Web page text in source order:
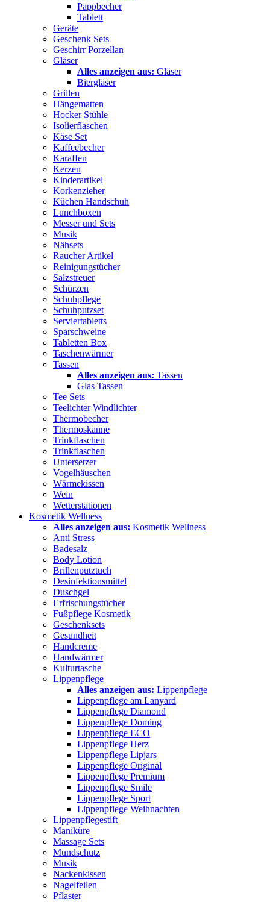
Pappbecher
Tablett
Geräte
Geschenk Sets
Geschirr Porzellan
Gläser
Alles anzeigen aus: Gläser
Biergläser
Grillen
Hängematten
Hocker Stühle
Isolierflaschen
Käse Set
Kaffeebecher
Karaffen
Kerzen
Kinderartikel
Korkenzieher
Küchen Handschuh
Lunchboxen
Messer und Sets
Musik
Nähsets
Raucher Artikel
Reinigungstücher
Salzstreuer
Schürzen
Schuhpflege
Schuhputzset
Serviertabletts
Sparschweine
Tabletten Box
Taschenwärmer
Tassen
Alles anzeigen aus: Tassen
Glas Tassen
Tee Sets
Teelichter Windlichter
Thermobecher
Thermoskanne
Trinkflaschen
Trinkflaschen
Untersetzer
Vogelhäuschen
Wärmekissen
Wein
Wetterstationen
Kosmetik Wellness
Alles anzeigen aus: Kosmetik Wellness
Anti Stress
Badesalz
Body Lotion
Brillenputztuch
Desinfektionsmittel
Duschgel
Erfrischungstücher
Fußpflege Kosmetik
Geschenksets
Gesundheit
Handcreme
Handwärmer
Kulturtasche
Lippenpflege
Alles anzeigen aus: Lippenpflege
Lippenpflege am Lanyard
Lippenpflege Diamond
Lippenpflege Doming
Lippenpflege ECO
Lippenpflege Herz
Lippenpflege Lipjars
Lippenpflege Original
Lippenpflege Premium
Lippenpflege Smile
Lippenpflege Sport
Lippenpflege Weihnachten
Lippenpflegestift
Maniküre
Massage Sets
Mundschutz
Musik
Nackenkissen
Nagelfeilen
Pflaster